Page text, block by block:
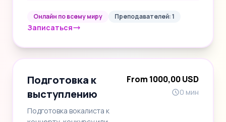
Онлайн по всему миру Преподавателей: 1
Записаться
Подготовка к
выступлению
Подготовка вокалиста к
From 1000,00 USD
0 мин